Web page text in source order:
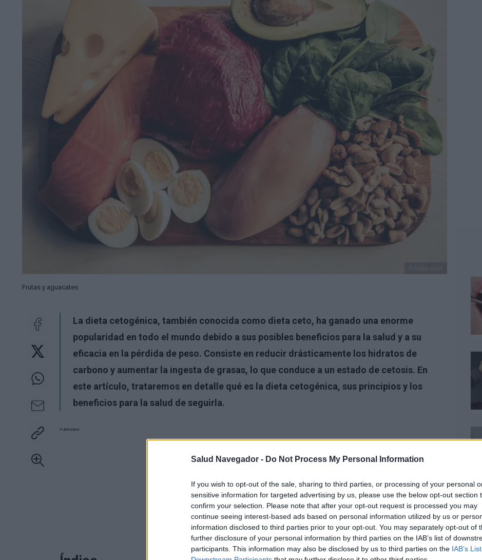
Salud Navegador - Do Not Process My Personal Information
If you wish to opt-out of the sale, sharing to third parties, or processing of your personal
sensitive information for targeted advertising by us, please use the below opt-out section
confirm your selection. Please note that after your opt-out request is processed you may
continue seeing interest-based ads based on personal information utilized by us or
information disclosed to third parties prior to your opt-out. You may separately opt-out of
further disclosure of your personal information by third parties on the IAB’s list of
participants. This information may also be disclosed by us to third parties on the IAB’s
Frutas y aguacates
La dieta cetogénica, también conocida como dieta ceto, ha ganado una enorme
popularidad en todo el mundo debido a sus posibles beneficios para la salud y a su
eficacia en la pérdida de peso. Consiste en reducir drásticamente los hidratos de
carbono y aumentar la ingesta de grasas, lo que conduce a un estado de cetosis. En
este artículo, trataremos en detalle qué es la dieta cetogénica, sus principios y los
beneficios para la salud de seguirla.
Publicidad: